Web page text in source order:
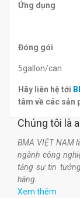
Ứng dụng
Đóng gói
5gallon/can
Hãy liên hệ tới
tâm về các sản
Chúng tôi là
BMA VIỆT NAM
ngành công
tảng sự tin
hàng.
Xem thêm